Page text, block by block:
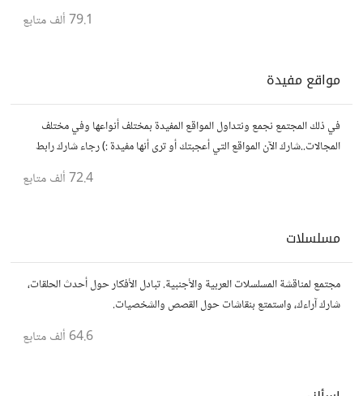
79.1 ألف متابع
مواقع مفيدة
في ذلك المجتمع نجمع ونتداول المواقع المفيدة بمختلف أنواعها وفي مختلف
المجالات..شارك الآن المواقع التي أعجبتك أو ترى أنها مفيدة :) رجاء شارك رابط
72.4 ألف متابع
مسلسلات
مجتمع لمناقشة المسلسلات العربية والأجنبية. تبادل الأفكار حول أحدث الحلقات،
شارك آراءك، واستمتع بنقاشات حول القصص والشخصيات.
64.6 ألف متابع